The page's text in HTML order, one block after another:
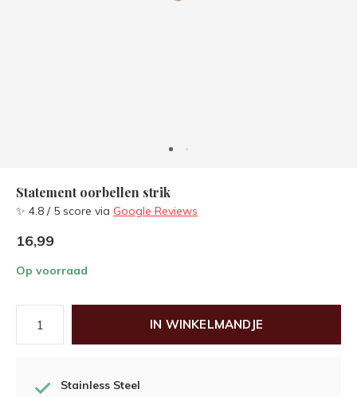
Statement oorbellen strik
✨ 4.8 / 5 score via Google Reviews
16,99
Op voorraad
IN WINKELMANDJE
Stainless Steel